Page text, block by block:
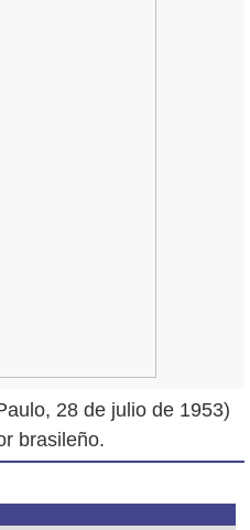
28 de julio de 1953)
brasileño.